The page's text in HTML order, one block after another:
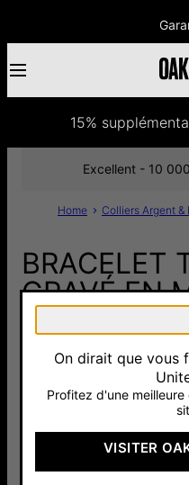
15%
Home Colliers Argent &
BRACELET
GRAVÉ EN
TAILLÉE -
400 €
Pay with Klarna
Excellent - 10
Argent 925
Or
On dirait que vous
Profitez d'une
VISITER